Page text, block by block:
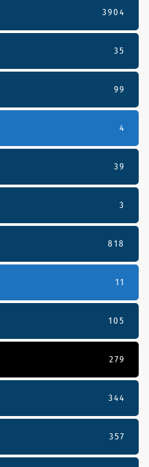
3904
35
99
4
39
3
818
11
105
279
344
357